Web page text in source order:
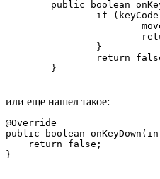
	}
или еще нашел такое:
@Override
public boolean
    return false;
}